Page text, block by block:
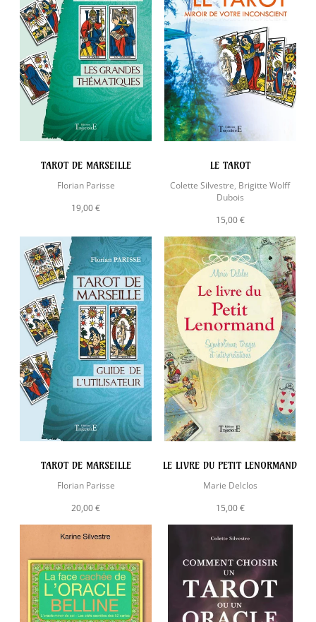
TAROT DE MARSEILLE
Florian Parisse
19,00 €
LE TAROT
Colette Silvestre Brigitte Wolff
Dubois
15,00 €
TAROT DE MARSEILLE
Florian Parisse
20,00 €
LE LIVRE DU PETIT LENORMAND
Marie Delclos
15,00 €